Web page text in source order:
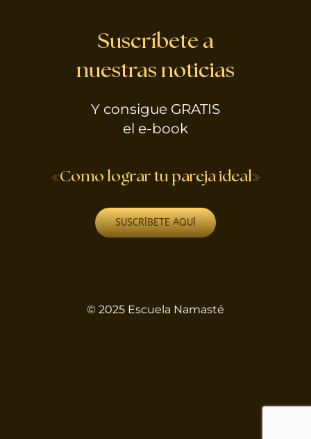
Suscríbete a
nuestras noticias
Y consigue GRATIS
el e-book
«Como lograr tu pareja ideal»
SUSCRÍBETE AQUÍ
© 2025 Escuela Namasté